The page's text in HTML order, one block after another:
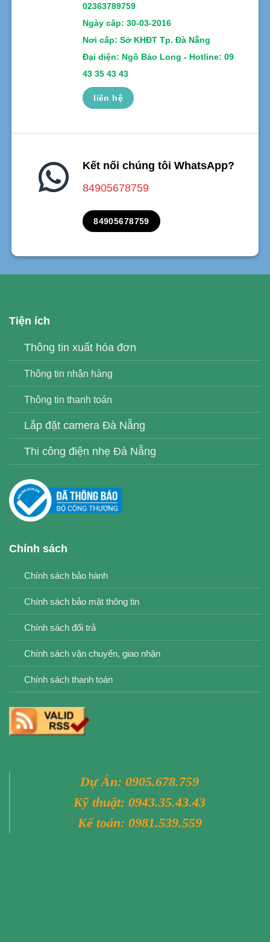
02363789759
Ngày câp: 30-03-2016
Nơi cấp: Sở KHĐT Tp. Đà Nẵng
Đại diện: Ngô Bảo Long - Hotline: 09
43 35 43 43
liên hệ
Kết nối chúng tôi WhatsApp?
84905678759
84905678759
Tiện ích
Thông tin xuất hóa đơn
Thông tin nhận hàng
Thông tin thanh toán
Lắp đặt camera Đà Nẵng
Thi công điện nhẹ Đà Nẵng
Chính sách
Chính sách bảo hành
Chính sách bảo mật thông tin
Chính sách đổi trả
Chính sách vận chuyển, giao nhận
Chính sách thanh toán
Dự Án: 0905.678.759
Kỹ thuật: 0943.35.43.43
Kế toán: 0981.539.559